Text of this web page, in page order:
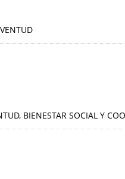
BIENESTAR SOCIAL Y